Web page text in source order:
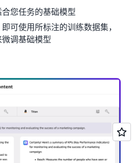
您任务的基础模型
可使用所标注的训练数据集，
调基础模型